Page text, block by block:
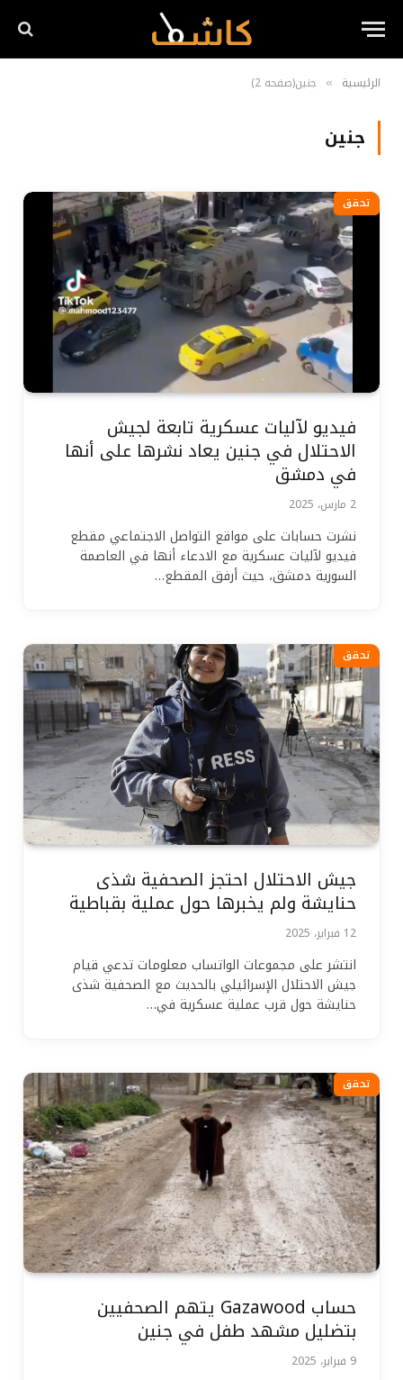
الرئيسية » جنين(صفحه 2)
جنين
تحقق
فيديو لآليات عسكرية تابعة لجيش
الاحتلال في جنين يعاد نشرها على أنها
في دمشق
2 مارس، 2025
نشرت حسابات على مواقع التواصل الاجتماعي مقطع
فيديو لآليات عسكرية مع الادعاء أنها في العاصمة
السورية دمشق، حيث أرفق المقطع…
تحقق
جيش الاحتلال احتجز الصحفية شذى
حنايشة ولم يخبرها حول عملية بقباطية
12 فبراير، 2025
انتشر على مجموعات الواتساب معلومات تدعي قيام
جيش الاحتلال الإسرائيلي بالحديث مع الصحفية شذى
حنايشة حول قرب عملية عسكرية في…
تحقق
حساب Gazawood يتهم الصحفيين
بتضليل مشهد طفل في جنين
9 فبراير، 2025